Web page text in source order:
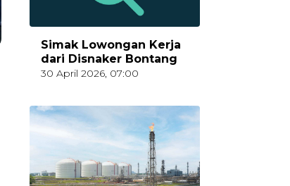
Simak Lowongan Kerja
dari Disnaker Bontang
30 April 2026, 07:00